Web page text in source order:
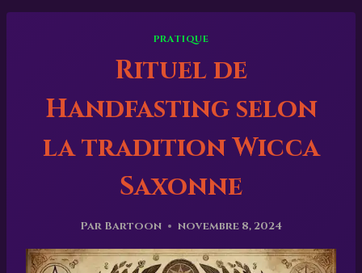
PRATIQUE
Rituel de
Handfasting selon
la tradition Wicca
Saxonne
Par Bartoon novembre 8, 2024